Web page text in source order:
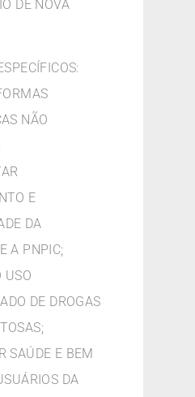
DE NOVA
NÃO
E
DA
A PNPIC;
USO
DE DROGAS
SAÚDE E BEM
DA